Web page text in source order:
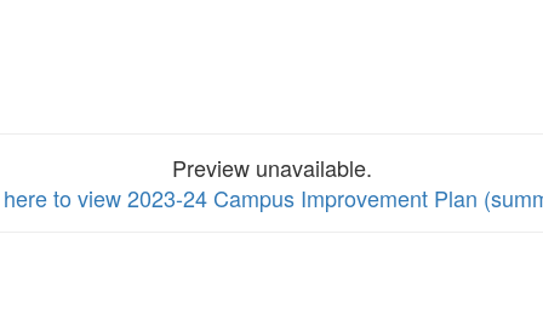
Preview unavailable.
to view 2023-24 Campus Improvement Plan